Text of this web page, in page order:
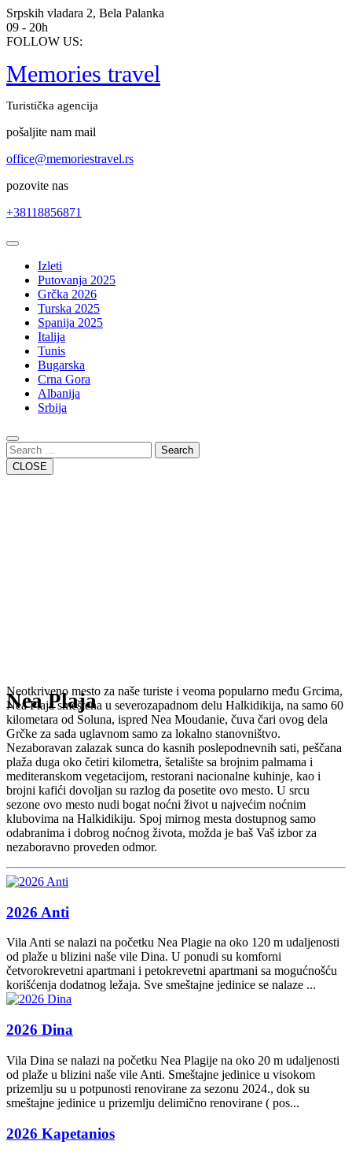
Skip
to
content
Srpskih vladara 2, Bela Palanka
09 - 20h
FOLLOW US:
Memories travel
Turistička agencija
pošaljite nam mail
office@memoriestravel.rs
pozovite nas
+38118856871
Open
ButtonIzleti
Putovanja 2025
Grčka 2026
Turska 2025
Spanija 2025
Italija
Tunis
Bugarska
Crna Gora
Albanija
Srbija
Close
Button
Search
CLOSE
Nea Plaja
Neotkriveno mesto za naše turiste i veoma popularno među Grcima,
Nea Plaja smeštena u severozapadnom delu Halkidikija, na samo 60
kilometara od Soluna, ispred Nea Moudanie, čuva čari ovog dela
Grčke za sada uglavnom samo za lokalno stanovništvo.
Nezaboravan zalazak sunca do kasnih poslepodnevnih sati, peščana
plaža duga oko četiri kilometra, šetalište sa brojnim palmama i
mediteranskom vegetacijom, restorani nacionalne kuhinje, kao i
brojni kafići dovoljan su razlog da posetite ovo mesto. U srcu
sezone ovo mesto nudi bogat noćni život u najvećim noćnim
klubovima na Halkidikiju. Spoj mirnog mesta dostupnog samo
odabranima i dobrog noćnog života, možda je baš Vaš izbor za
nezaboravno proveden odmor.
2026 Anti
Vila Anti se nalazi na početku Nea Plagie na oko 120 m udaljenosti
od plaže u blizini naše vile Dina. U ponudi su komforni
četvorokrevetni apartmani i petokrevetni apartmani sa mogućnošću
korišćenja dodatnog ležaja. Sve smeštajne jedinice se nalaze ...
2026 Dina
Vila Dina se nalazi na početku Nea Plagije na oko 20 m udaljenosti
od plaže u blizini naše vile Anti. Smeštajne jedinice u visokom
prizemlju su u potpunosti renovirane za sezonu 2024., dok su
smeštajne jedinice u prizemlju delimično renovirane ( pos...
2026 Kapetanios